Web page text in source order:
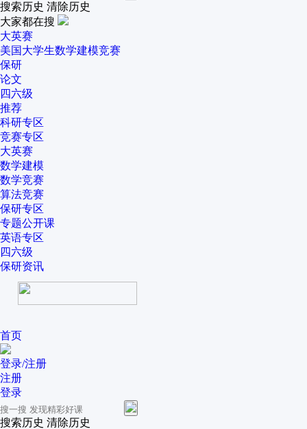
搜索历史 清除历史
大家都在搜
大英赛
美国大学生数学建模竞赛
保研
论文
四六级
推荐
科研专区
竞赛专区
大英赛
数学建模
数学竞赛
算法竞赛
保研专区
专题公开课
英语专区
四六级
保研资讯
首页
登录/注册
注册
登录
搜索历史 清除历史